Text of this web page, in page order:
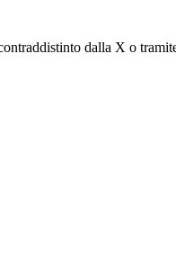
dalla X o